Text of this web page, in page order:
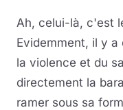
Ah, celui-là, c'est
Evidemment, il y
la violence et du
directement la
ramer sous sa